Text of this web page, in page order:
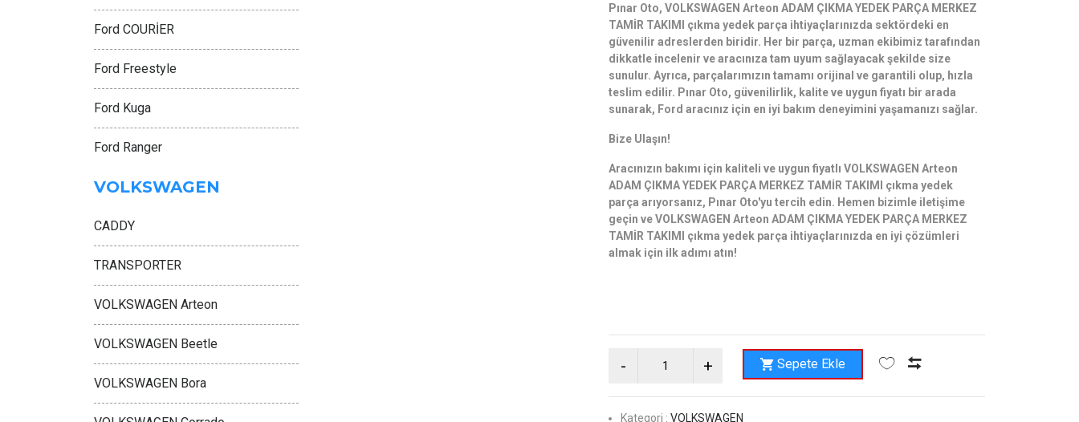
Pınar Oto, VOLKSWAGEN Arteon ADAM ÇIKMA YEDEK PARÇA MERKEZ
TAMİR TAKIMI çıkma yedek parça ihtiyaçlarınızda sektördeki en
güvenilir adreslerden biridir. Her bir parça, uzman ekibimiz tarafından
dikkatle incelenir ve aracınıza tam uyum sağlayacak şekilde size
sunulur. Ayrıca, parçalarımızın tamamı orijinal ve garantili olup, hızla
teslim edilir. Pınar Oto, güvenilirlik, kalite ve uygun fiyatı bir arada
sunarak, Ford aracınız için en iyi bakım deneyimini yaşamanızı sağlar.
Bize Ulaşın!
Aracınızın bakımı için kaliteli ve uygun fiyatlı VOLKSWAGEN Arteon
ADAM ÇIKMA YEDEK PARÇA MERKEZ TAMİR TAKIMI çıkma yedek
parça arıyorsanız, Pınar Oto'yu tercih edin. Hemen bizimle iletişime
geçin ve VOLKSWAGEN Arteon ADAM ÇIKMA YEDEK PARÇA MERKEZ
TAMİR TAKIMI çıkma yedek parça ihtiyaçlarınızda en iyi çözümleri
almak için ilk adımı atın!
Sepete Ekle
Kategori :VOLKSWAGEN
Ford COURİER
Ford Freestyle
Ford Kuga
Ford Ranger
VOLKSWAGEN
CADDY
TRANSPORTER
VOLKSWAGEN Arteon
VOLKSWAGEN Beetle
VOLKSWAGEN Bora